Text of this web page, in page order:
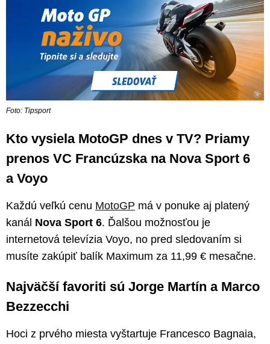
Foto: Tipsport
Kto vysiela MotoGP dnes v TV? Priamy
prenos VC Francúzska na Nova Sport 6
a Voyo
Každú veľkú cenu MotoGP má v ponuke aj platený
kanál Nova Sport 6. Ďalšou možnosťou je
internetová televízia Voyo, no pred sledovaním si
musíte zakúpiť balík Maximum za 11,99 € mesačne.
Najväčší favoriti sú Jorge Martín a Marco
Bezzecchi
Hoci z prvého miesta vyštartuje Francesco Bagnaia,